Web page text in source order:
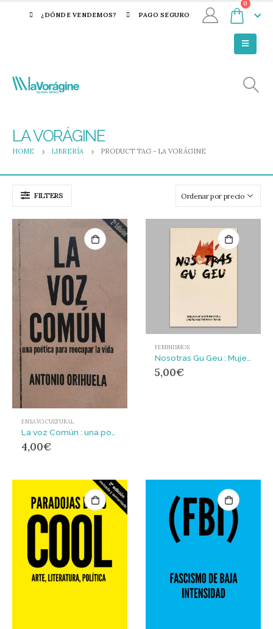
¿DÓNDE VENDEMOS? PAGO SEGURO
0
LA VORÁGINE
HOME LIBRERÍA PRODUCT TAG - LA VORÁGINE
FILTERS
ENSAYO CULTURAL
4,00€
FEMINISMOS
5,00€